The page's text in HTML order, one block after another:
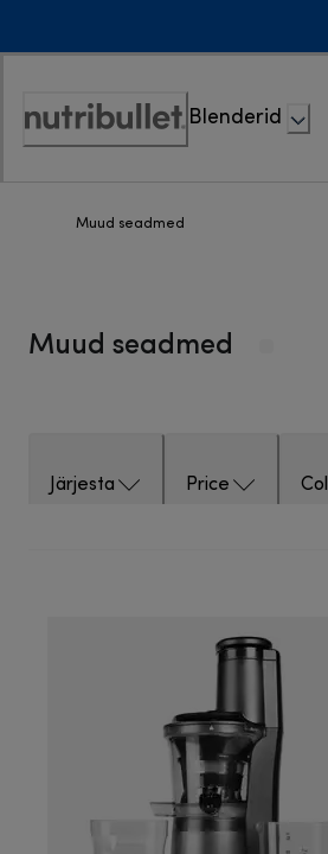
Accessibility
Blenderid
Muud seadmed
Muud seadmed
Järjesta Price